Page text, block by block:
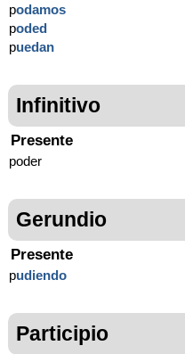
podamos
poded
puedan
Infinitivo
Presente
poder
Gerundio
Presente
pudiendo
Participio